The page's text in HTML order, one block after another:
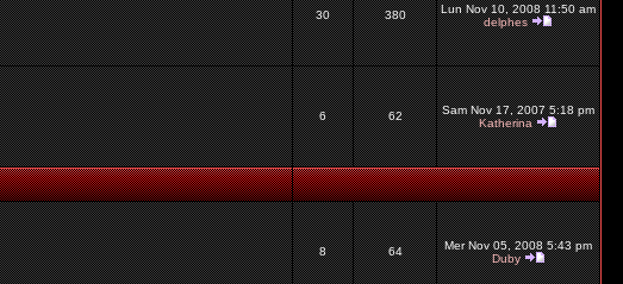
30 380
Lun Nov 10, 2008 11:50 am
delphes
6 62
Sam Nov 17, 2007 5:18 pm
Katherina
8 64
Mer Nov 05, 2008 5:43 pm
Duby